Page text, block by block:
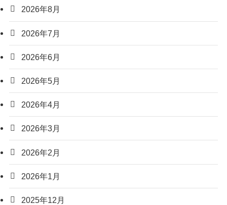
2026年8月
2026年7月
2026年6月
2026年5月
2026年4月
2026年3月
2026年2月
2026年1月
2025年12月